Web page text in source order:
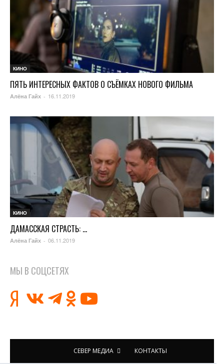
КИНО
ПЯТЬ ИНТЕРЕСНЫХ ФАКТОВ О СЪЁМКАХ НОВОГО ФИЛЬМА
Алёна Гайх - 16.11.2019
КИНО
ДАМАССКАЯ СТРАСТЬ: ...
Алёна Гайх - 06.11.2019
МЫ В СОЦСЕТЯХ
СЕВЕР МЕДИА КОНТАКТЫ